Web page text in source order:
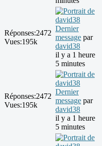
Réponses:2472
Vues:195k
Dernier
message par
david38
il y a 1 heure
5 minutes
Réponses:2472
Vues:195k
Dernier
message par
david38
il y a 1 heure
5 minutes